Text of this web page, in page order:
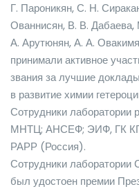
Г. Пароникян, С. Н.
Ованнисян, В. В.
А. Арутюнян, А. А.
принимали активное
звания за лучшие
в развитие химии
Сотрудники лаборатории
МНТЦ; АНСЕФ; ЭИФ, ГК
РАРР (Россия).
Сотрудники
был удостоен премии